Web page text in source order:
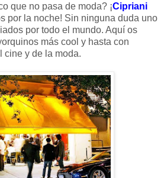
que no pasa de moda? ¡Cipriani
por la noche! Sin ninguna duda uno
por todo el mundo. Aquí os
más cool y hasta con
cine y de la moda.